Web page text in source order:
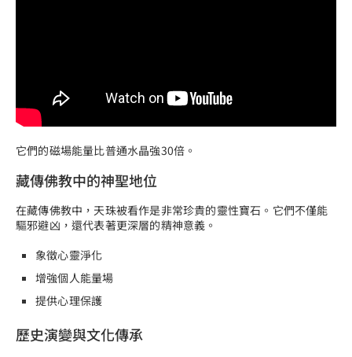
它們的磁場能量比普通水晶強30倍。
藏傳佛教中的神聖地位
在藏傳佛教中，天珠被看作是非常珍貴的靈性寶石。它們不僅能
驅邪避凶，還代表著更深層的精神意義。
象徵心靈淨化
增強個人能量場
提供心理保護
歷史演變與文化傳承